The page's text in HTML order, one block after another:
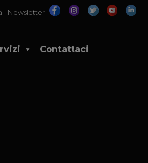
Newsletter
Contattaci